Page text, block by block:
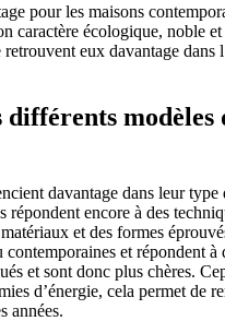
pour les maisons
caractère écologique, noble
retrouvent eux davantage dans
différents modèles
davantage dans leur type
répondent encore à des
et des formes
et répondent à
et sont donc plus chères.
d’énergie, cela permet de
années.